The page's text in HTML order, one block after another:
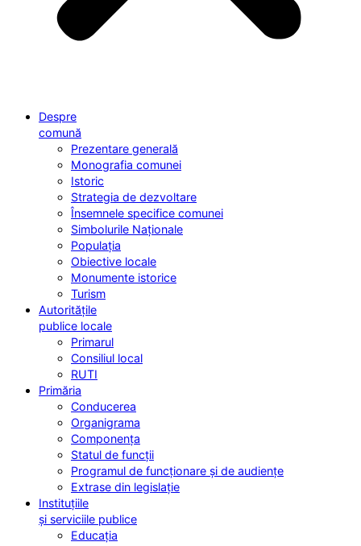
Despre
comună
Prezentare generală
Monografia comunei
Istoric
Strategia de dezvoltare
Însemnele specifice comunei
Simbolurile Naționale
Populația
Obiective locale
Monumente istorice
Turism
Autoritățile
publice locale
Primarul
Consiliul local
RUTI
Primăria
Conducerea
Organigrama
Componența
Statul de funcții
Programul de funcționare și de audiențe
Extrase din legislație
Instituțiile
și serviciile publice
Educația